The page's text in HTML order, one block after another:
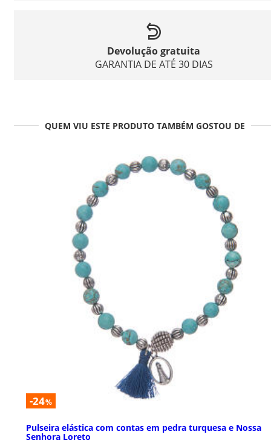
Devolução gratuita
GARANTIA DE ATÉ 30 DIAS
QUEM VIU ESTE PRODUTO TAMBÉM GOSTOU DE
-24%
Pulseira elástica com contas em pedra turquesa e Nossa
Senhora Loreto